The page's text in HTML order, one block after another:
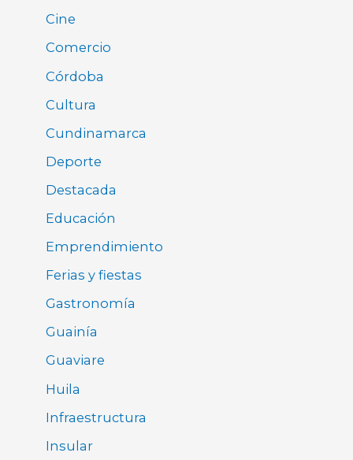
Cine
Comercio
Córdoba
Cultura
Cundinamarca
Deporte
Destacada
Educación
Emprendimiento
Ferias y fiestas
Gastronomía
Guainía
Guaviare
Huila
Infraestructura
Insular